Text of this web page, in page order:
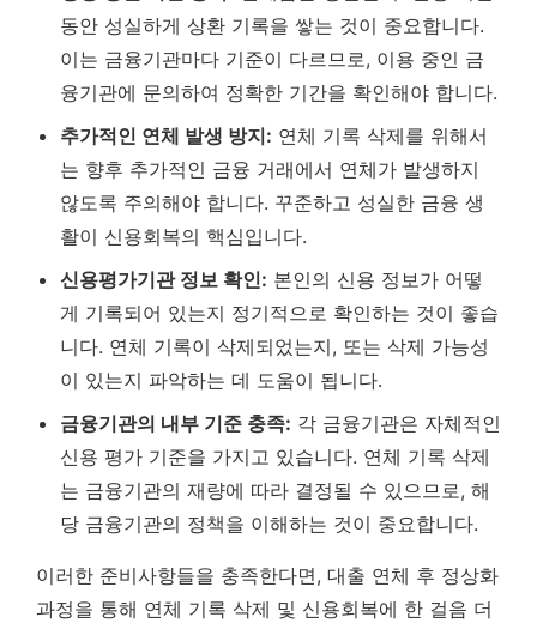
동안 성실하게 상환 기록을 쌓는 것이 중요합니다.
이는 금융기관마다 기준이 다르므로, 이용 중인 금
융기관에 문의하여 정확한 기간을 확인해야 합니다.
추가적인 연체 발생 방지: 연체 기록 삭제를 위해서
는 향후 추가적인 금융 거래에서 연체가 발생하지
않도록 주의해야 합니다. 꾸준하고 성실한 금융 생
활이 신용회복의 핵심입니다.
신용평가기관 정보 확인: 본인의 신용 정보가 어떻
게 기록되어 있는지 정기적으로 확인하는 것이 좋습
니다. 연체 기록이 삭제되었는지, 또는 삭제 가능성
이 있는지 파악하는 데 도움이 됩니다.
금융기관의 내부 기준 충족: 각 금융기관은 자체적인
신용 평가 기준을 가지고 있습니다. 연체 기록 삭제
는 금융기관의 재량에 따라 결정될 수 있으므로, 해
당 금융기관의 정책을 이해하는 것이 중요합니다.
이러한 준비사항들을 충족한다면, 대출 연체 후 정상화
과정을 통해 연체 기록 삭제 및 신용회복에 한 걸음 더